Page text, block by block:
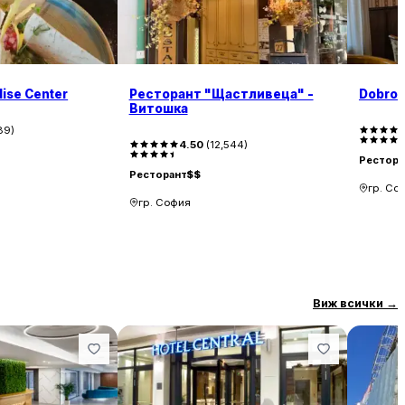
Center
)
Ресторант "Щастливеца" -
Витошка
4.50(12,544)
Ресторант$$
гр. София
Dobro
гр.
Виж всички →